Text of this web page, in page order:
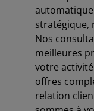
stratégique,
Nos
meilleures
votre
offres
relation